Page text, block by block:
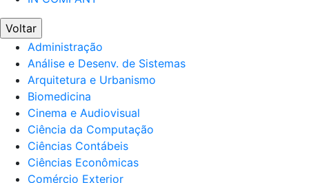
Voltar
Administração
Análise e Desenv. de Sistemas
Arquitetura e Urbanismo
Biomedicina
Cinema e Audiovisual
Ciência da Computação
Ciências Contábeis
Ciências Econômicas
Comércio Exterior